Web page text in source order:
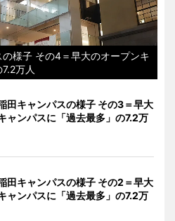
様子 その4＝早大のオープンキ
万人
田キャンパスの様子 その3＝早大
ャンパスに「過去最多」の7.2万
田キャンパスの様子 その2＝早大
ャンパスに「過去最多」の7.2万